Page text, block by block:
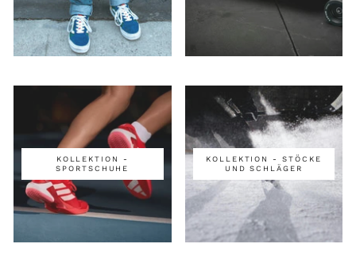
KOLLEKTION -
SPORTSCHUHE
KOLLEKTION - STÖCKE
UND SCHLÄGER